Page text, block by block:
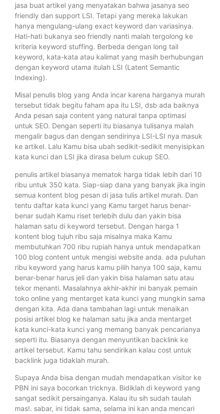
jasa buat artikel yang menyatakan bahwa jasanya seo
friendly dan support LSI. Tetapi yang mereka lakukan
hanya mengulang-ulang exact keyword dan variasinya.
Hati-hati bukanya seo friendly nanti malah tergolong ke
kriteria keyword stuffing. Berbeda dengan long tail
keyword, kata-kata atau kalimat yang masih berhubungan
dengan keyword utama itulah LSI (Latent Semantic
Indexing).
Misal penulis blog yang Anda incar karena harganya murah
tersebut tidak begitu faham apa itu LSI, dsb ada baiknya
Anda pesan saja content yang natural tanpa optimasi
untuk SEO. Dengan seperti itu biasanya tulisanya malah
mengalir bagus dan dengan sendirinya LSI-LSI nya masuk
ke artikel. Lalu Kamu bisa ubah sedikit-sedikit menyisipkan
kata kunci dan LSI jika dirasa belum cukup SEO.
penulis artikel biasanya mematok harga tidak lebih dari 10
ribu untuk 350 kata. Siap-siap dana yang banyak jika ingin
semua kontent blog pesan di jasa tulis artikel murah. Dan
tentu daftar kata kunci yang Kamu target harus benar-
benar sudah Kamu riset terlebih dulu dan yakin bisa
halaman satu di keyword tersebut. Dengan harga 1
kontent blog tujuh ribu saja misalnya maka Kamu
membutuhkan 700 ribu rupiah hanya untuk mendapatkan
100 blog content untuk mengisi website anda. ada puluhan
ribu keyword yang harus kamu pilih hanya 100 saja, kamu
benar-benar harus jeli dan yakin bisa halaman satu atau
tekor menanti. Masalahnya akhir-akhir ini banyak pemain
toko online yang mentarget kata kunci yang mungkin sama
dengan kita. Ada dana tambahan lagi untuk menaikan
posisi artikel blog ke halaman satu jika anda mentarget
kata kunci-kata kunci yang memang banyak pencarianya
seperti itu. Biasanya dengan menyuntikan backlink ke
artikel tersebut. Kamu tahu sendirikan kalau cost untuk
backlink juga tidaklah murah.
Supaya Anda bisa dengan mudah mendapatkan visitor ke
PBN ini saya bocorkan tricknya. Bidiklah di keyword yang
sangat sedikit persainganya. Kalau itu sih sudah taulah
mas!. sabar, ini tidak sama, selama ini kan anda mencari